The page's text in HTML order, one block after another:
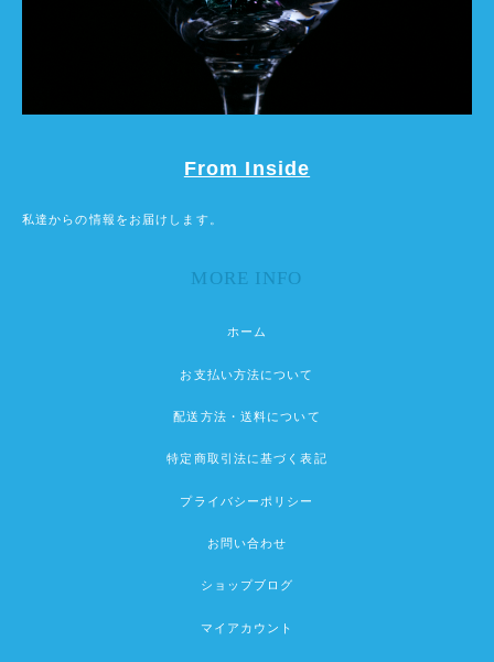
From Inside
私達からの情報をお届けします。
MORE INFO
ホーム
お支払い方法について
配送方法・送料について
特定商取引法に基づく表記
プライバシーポリシー
お問い合わせ
ショップブログ
マイアカウント